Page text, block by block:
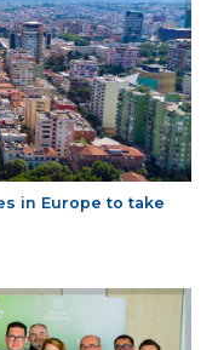
in Europe to take